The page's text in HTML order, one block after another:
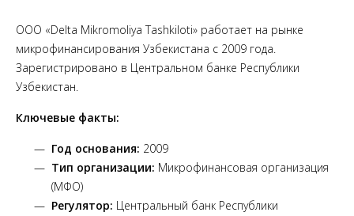
ООО «Delta Mikromoliya Tashkiloti» работает на рынке
микрофинансирования Узбекистана с 2009 года.
Зарегистрировано в Центральном банке Республики
Узбекистан.
Ключевые факты:
Год основания: 2009
Тип организации: Микрофинансовая организация
(МФО)
Регулятор: Центральный банк Республики